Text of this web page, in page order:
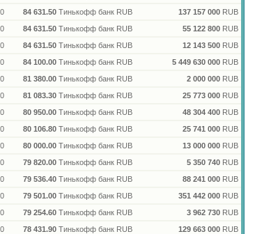
84 631.50Тинькофф банк RUB 137 157 000RUB
84 631.50Тинькофф банк RUB 55 122 800RUB
84 631.50Тинькофф банк RUB 12 143 500RUB
84 100.00Тинькофф банк RUB 5 449 630 000RUB
81 380.00Тинькофф банк RUB 2 000 000RUB
81 083.30Тинькофф банк RUB 25 773 000RUB
80 950.00Тинькофф банк RUB 48 304 400RUB
80 106.80Тинькофф банк RUB 25 741 000RUB
80 000.00Тинькофф банк RUB 13 000 000RUB
79 820.00Тинькофф банк RUB 5 350 740RUB
79 536.40Тинькофф банк RUB 88 241 000RUB
79 501.00Тинькофф банк RUB 351 442 000RUB
79 254.60Тинькофф банк RUB 3 962 730RUB
78 431.90Тинькофф банк RUB 129 663 000RUB